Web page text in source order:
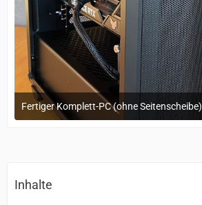
Fertiger Komplett-PC (ohne Seitenscheibe)
29. März 2023 um 11:17
Inhalte